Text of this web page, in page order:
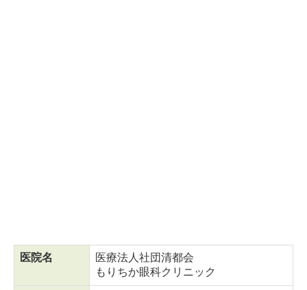
医院名
医療法人社団清都会
もりちか眼科クリニック